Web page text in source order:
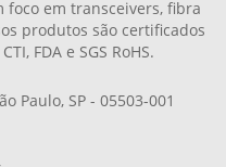
foco em transceivers, fibra
produtos são certificados
FDA e SGS RoHS.
Paulo, SP - 05503-001